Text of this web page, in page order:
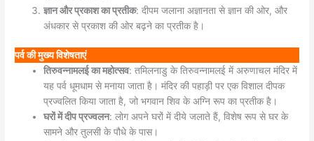
ज्ञान और प्रकाश का प्रतीक: दीपम जलाना अज्ञानता से ज्ञान की ओर, और
अंधकार से प्रकाश की ओर बढ़ने का प्रतीक है।
पर्व की मुख्य विशेषताएं
तिरुवन्नामलई का महोत्सव: तमिलनाडु के तिरुवन्नामलई में अरुणाचल मंदिर में
यह पर्व धूमधाम से मनाया जाता है। मंदिर की पहाड़ी पर एक विशाल दीपक
प्रज्वलित किया जाता है, जो भगवान शिव के अग्नि रूप का प्रतीक है।
घरों में दीप प्रज्वलन: लोग अपने घरों में दीये जलाते हैं, विशेष रूप से घर के
सामने और तुलसी के पौधे के पास।